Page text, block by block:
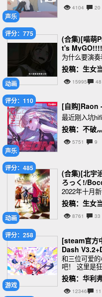
声乐
4104 20
动画
评分：775
(合集)[喵萌
t's
HEVC-10bit
为什么要演
投稿：生女
15995 48
声乐
评分：110
[自购]Raon
最近刚入坑
投稿：不破
5751 9
动画
评分：485
(合集)[北宇
ろっく!/
幕][BDrip
GB]
2022年十月
投稿：生女
8761 33
游戏
评分：258
[steam官方
Dash
和三位可爱
吧！ 这里是
ash!! 是的没
么？！手残？
投稿：华利
12346 11